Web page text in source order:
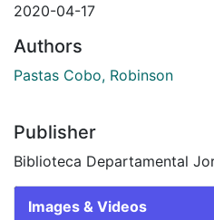
2020-04-17
Authors
Pastas Cobo, Robinson
Publisher
Biblioteca Departamental
Images & Videos